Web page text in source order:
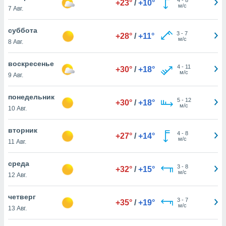
действия
рекламу
нашей
cookie
cookie
в
нашего
7 Авг.
+23° / +10°
м/с
суббота
8 Авг.
+28° / +11° 3 -7
м/с
воскресенье
9 Авг.
+30° / +18° 4- 11
м/с
понедельник
10 Авг.
+30° / +18° 5- 12
м/с
вторник
11 Авг.
+27° / +14° 4- 8
м/с
среда
12 Авг.
+32° / +15° 3- 8
м/с
четверг
13 Авг.
+35° / +19° 3- 7
м/с